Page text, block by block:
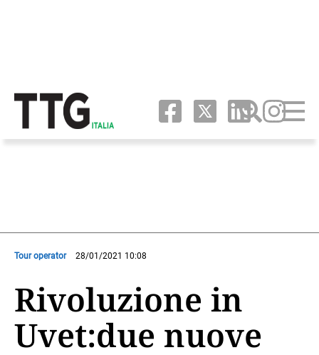
Tour operator 28/01/2021 10:08
Rivoluzione in
Uvet:due nuove